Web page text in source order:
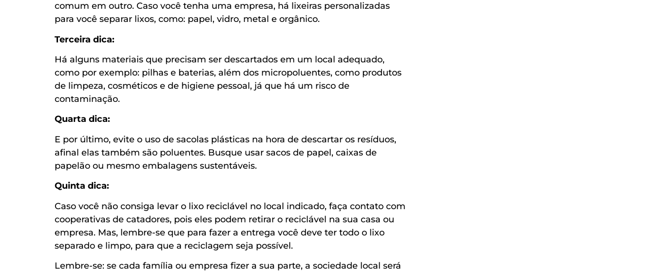
comum em outro. Caso você tenha uma empresa, há lixeiras personalizadas
para você separar lixos, como: papel, vidro, metal e orgânico.
Terceira dica:
Há alguns materiais que precisam ser descartados em um local adequado,
como por exemplo: pilhas e baterias, além dos micropoluentes, como produtos
de limpeza, cosméticos e de higiene pessoal, já que há um risco de
contaminação.
Quarta dica:
E por último, evite o uso de sacolas plásticas na hora de descartar os resíduos,
afinal elas também são poluentes. Busque usar sacos de papel, caixas de
papelão ou mesmo embalagens sustentáveis.
Quinta dica:
Caso você não consiga levar o lixo reciclável no local indicado, faça contato com
cooperativas de catadores, pois eles podem retirar o reciclável na sua casa ou
empresa. Mas, lembre-se que para fazer a entrega você deve ter todo o lixo
separado e limpo, para que a reciclagem seja possível.
Lembre-se: se cada família ou empresa fizer a sua parte, a sociedade local será